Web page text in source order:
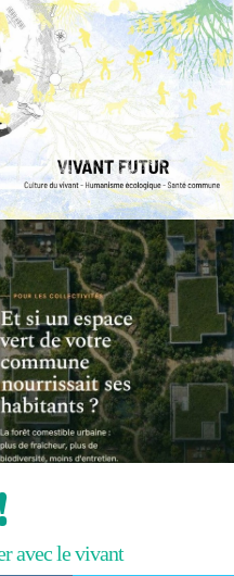
avec le vivant